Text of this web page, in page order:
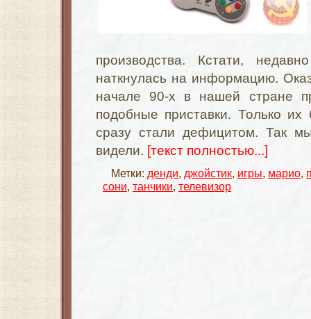
производства. Кстати,
наткнулась на информацию.
начале 90-х в нашей стране
подобные приставки. Только
сразу стали дефицитом. Так
видели. [текст полностью...]
Метки: денди, джойстик, игры, марио,
сони, танчики, телевизор